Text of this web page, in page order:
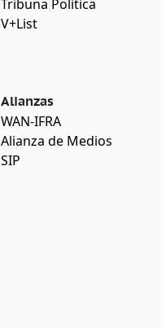
Tribuna Política
V+List
Alianzas
WAN-IFRA
Alianza de Medios
SIP